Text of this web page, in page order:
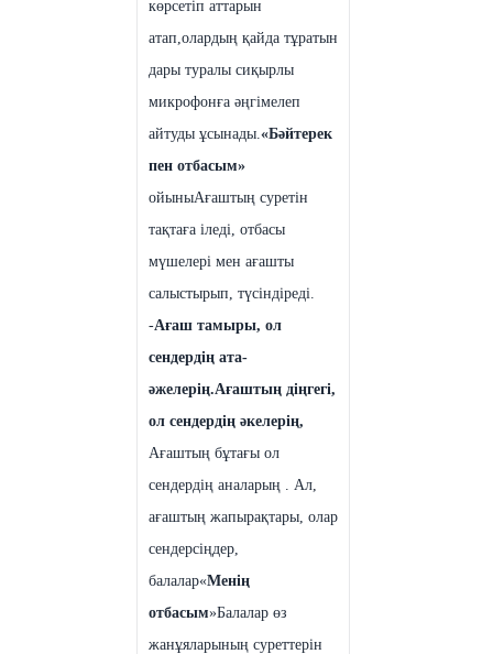
көрсетіп аттарын
атап,олардың қайда тұратын
дары туралы сиқырлы
микрофонға әңгімелеп
айтуды ұсынады. «Бәйтерек
пен отбасым»
ойыныАғаштың суретін
тақтаға іледі, отбасы
мүшелері мен ағашты
салыстырып, түсіндіреді.
-Ағаш тамыры, ол
сендердің ата-
әжелерің.Ағаштың діңгегі,
ол сендердің әкелерің,
Ағаштың бұтағы ол
сендердің аналарың . Ал,
ағаштың жапырақтары, олар
сендерсіңдер,
балалар«Менің
отбасым»Балалар өз
жанұяларының суреттерін